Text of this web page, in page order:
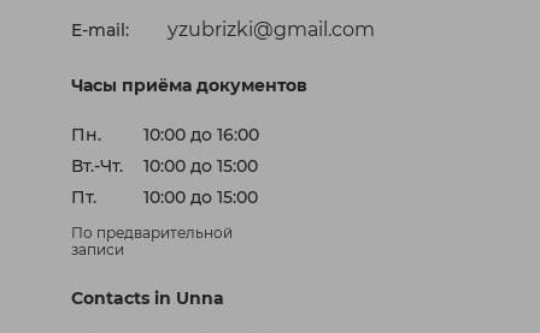
E-mail: yzubrizki@gmail.com
Часы приёма документов
Пн.
10:00 до 16:00
Вт.-Чт.
10:00 до 15:00
Пт.
10:00 до 15:00
По предварительной
записи
Contacts in Unna